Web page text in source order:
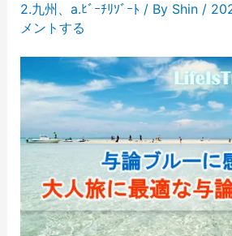
2.九州 、 a.ﾋﾞｰﾁﾘｿﾞｰﾄ / By Shin /
メントする